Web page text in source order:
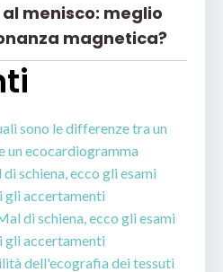
menisco: meglio
magnetica?
sono le differenze tra un
un ecocardiogramma
schiena, ecco gli esami
gli accertamenti
di schiena, ecco gli esami
gli accertamenti
dell'ecografia dei tessuti